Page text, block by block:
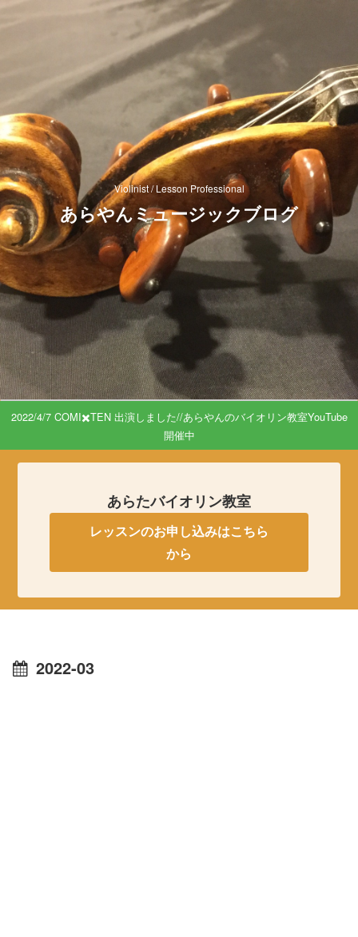
Violinist / Lesson Professional
あらやんミュージックブログ
2022/4/7 COMI✖️TEN 出演しました//あらやんのバイオリン教室YouTube
開催中
あらたバイオリン教室
レッスンのお申し込みはこちら
から
2022-03